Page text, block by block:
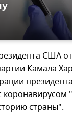
США от
Камала
страны".